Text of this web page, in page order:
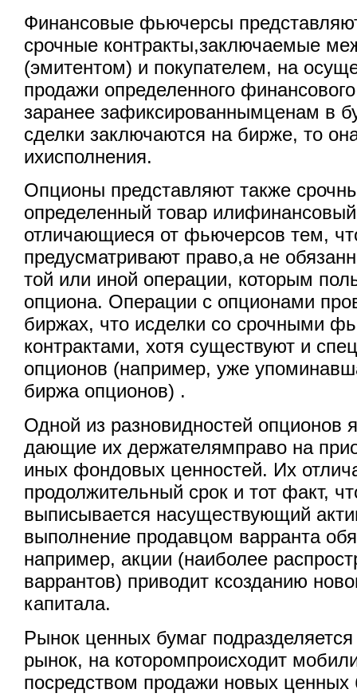
Финансовые фьючерсы
срочные контракты,заключаемые
(эмитентом) и покупателем, на
продажи определенного
заранее зафиксированнымценам в
сделки заключаются на бирже, то
ихисполнения.
Опционы представляют также
определенный товар
отличающиеся от фьючерсов тем,
предусматривают право,а не
той или иной операции, которым
опциона. Операции с опционами
биржах, что исделки со срочными
контрактами, хотя существуют и
опционов (например, уже
биржа опционов) .
Одной из разновидностей опционов
дающие их держателямправо на
иных фондовых ценностей. Их
продолжительный срок и тот факт,
выписывается насуществующий
выполнение продавцом варранта
например, акции (наиболее
варрантов) приводит ксозданию
капитала.
Рынок ценных бумаг
рынок, на которомпроисходит
посредством продажи новых ценных